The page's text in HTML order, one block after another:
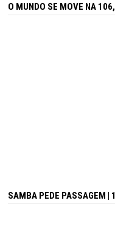
O MUNDO SE MOVE NA
SAMBA PEDE PASSAGEM |